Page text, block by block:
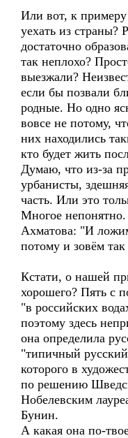
Или вот, к
уехать из страны?
достаточно
так неплохо?
выезжали?
если бы позвали
родные. Но одно
вовсе не потому,
них находились
кто будет жить
Думаю, что из-за
урбанисты,
часть. Или это
Многое
Ахматова: "И
потому и зовём
Кстати, о нашей
хорошего? Пять с
"в российских
поэтому здесь
она определила
"типичный
которого в
по решению
Нобелевским
Бунин.
А какая она по-